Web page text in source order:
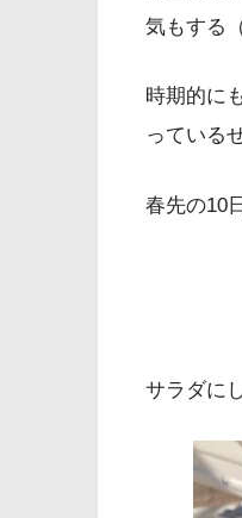
気もする
時期的に
っている
春先の10
サラダに